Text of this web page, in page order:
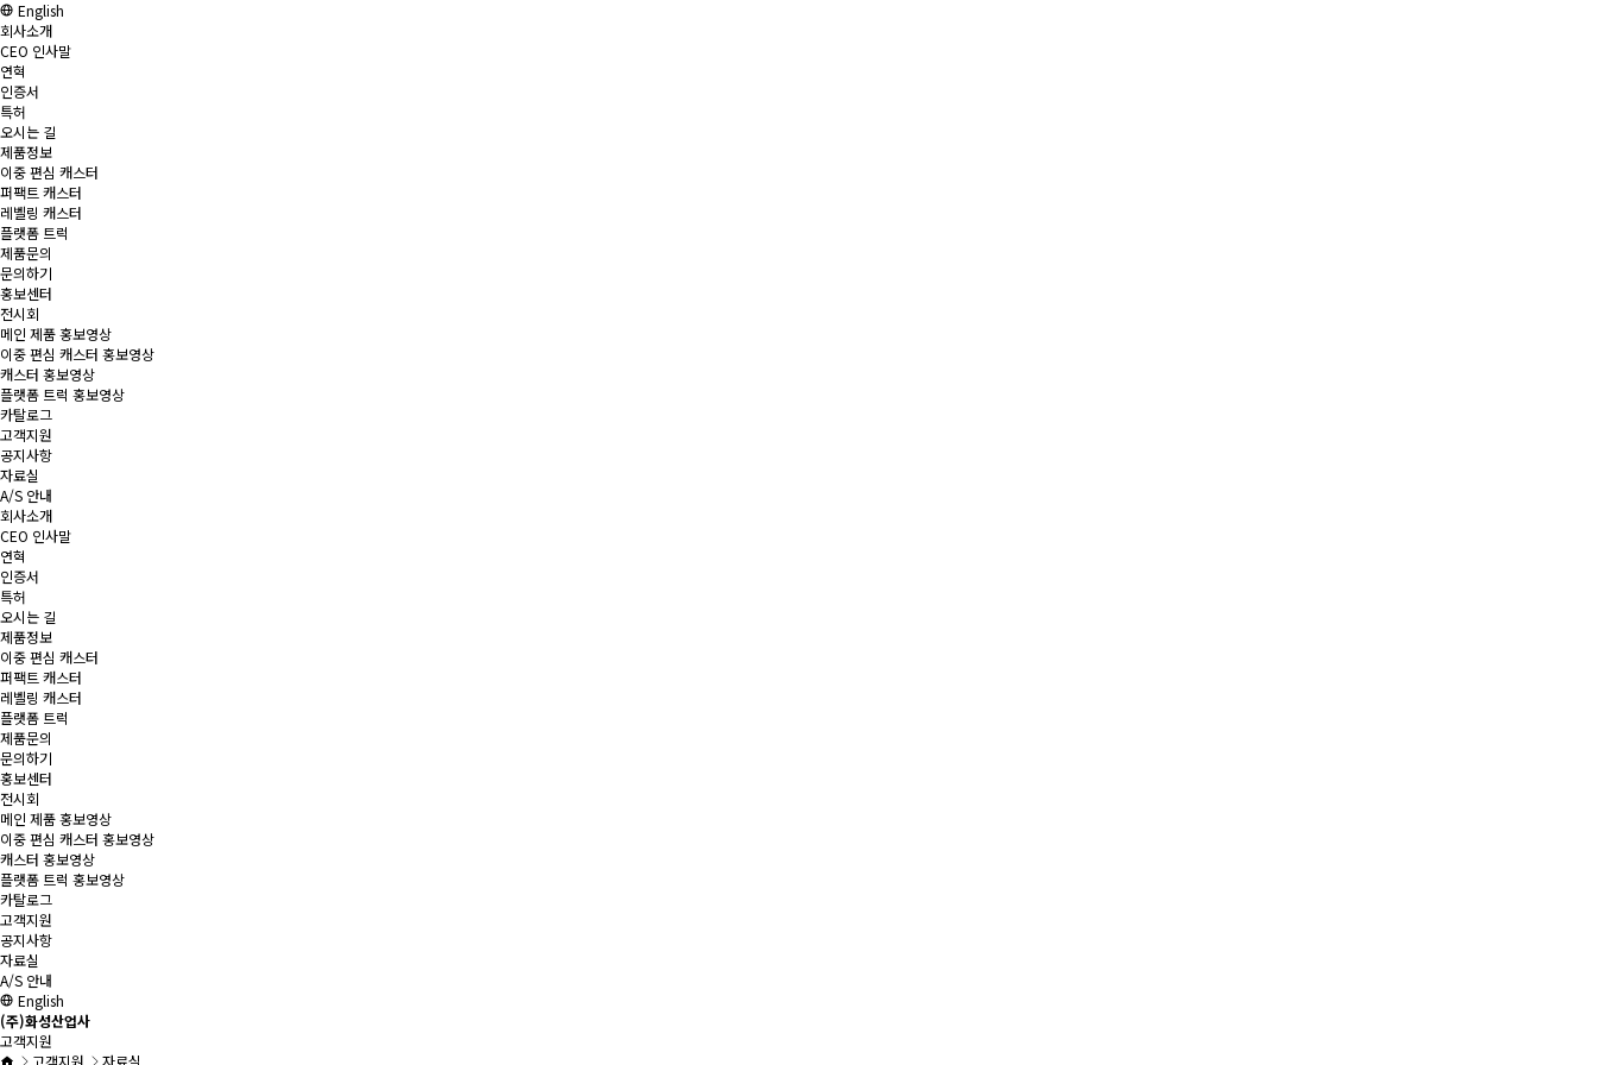
English
회사소개
CEO 인사말
연혁
인증서
특허
오시는 길
제품정보
이중 편심 캐스터
퍼팩트 캐스터
레벨링 캐스터
플랫폼 트럭
제품문의
문의하기
홍보센터
전시회
메인 제품 홍보영상
이중 편심 캐스터 홍보영상
캐스터 홍보영상
플랫폼 트럭 홍보영상
카탈로그
고객지원
공지사항
자료실
A/S 안내
회사소개
CEO 인사말
연혁
인증서
특허
오시는 길
제품정보
이중 편심 캐스터
퍼팩트 캐스터
레벨링 캐스터
플랫폼 트럭
제품문의
문의하기
홍보센터
전시회
메인 제품 홍보영상
이중 편심 캐스터 홍보영상
캐스터 홍보영상
플랫폼 트럭 홍보영상
카탈로그
고객지원
공지사항
자료실
A/S 안내
English
(주)화성산업사
고객지원
고객지원
자료실